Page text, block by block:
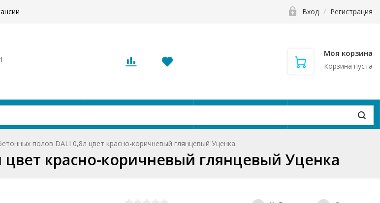
Вход / Регистрация
Моя корзина
Корзина пуста
полов DALI 0,8л цвет красно-коричневый глянцевый Уценка
красно-коричневый глянцевый Уценка